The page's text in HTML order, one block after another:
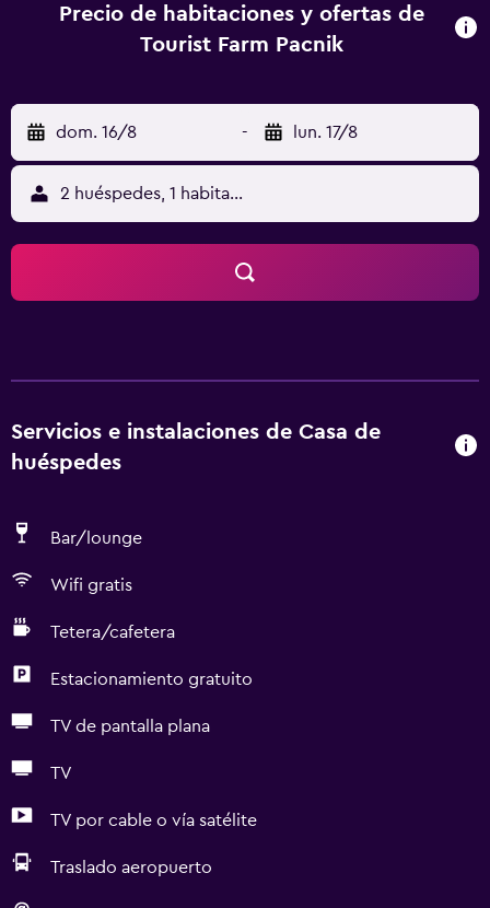
de pelo. En Tourist Farm Pačnik, cada habitación tiene
ropa de cama y toallas. La zona es ideal para practicar
tren de Celje está a 46 km del alojamiento, y RibniÅ¡ko
Pohorje -Kope Ski Area está a 50 km.
Precio de habitaciones y ofertas de
Tourist Farm Pacnik
dom. 16/8 - lun. 17/8
2 huéspedes, 1 habitación
Servicios e instalaciones de Casa de
huéspedes
Bar/lounge
Wifi gratis
Tetera/cafetera
Estacionamiento gratuito
TV de pantalla plana
TV
TV por cable o vía satélite
Traslado aeropuerto